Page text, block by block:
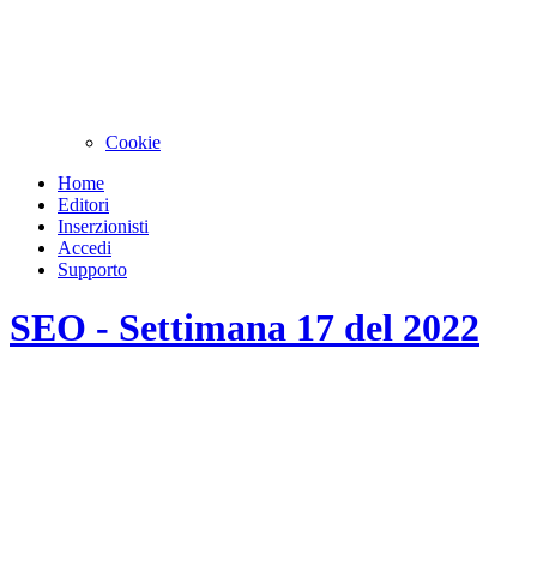
Cookie
Home
Editori
Inserzionisti
Accedi
Supporto
SEO - Settimana 17 del 2022